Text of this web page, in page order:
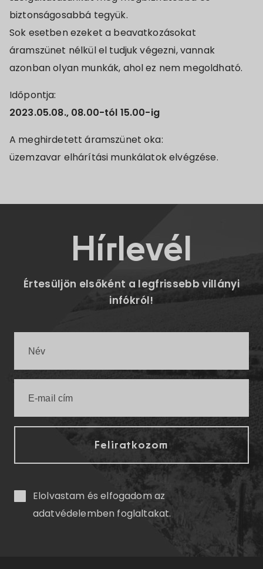
biztonságosabbá tegyük.
Sok esetben ezeket a beavatkozásokat
áramszünet nélkül el tudjuk végezni, vannak
azonban olyan munkák, ahol ez nem megoldható.
Időpontja:
2023.05.08., 08.00-tól 15.00-ig
A meghirdetett áramszünet oka:
üzemzavar elhárítási munkálatok elvégzése.
Hírlevél
Értesüljön elsőként a legfrissebb villányi
infókról!
Elolvastam és elfogadom az
adatvédelemben foglaltakat.